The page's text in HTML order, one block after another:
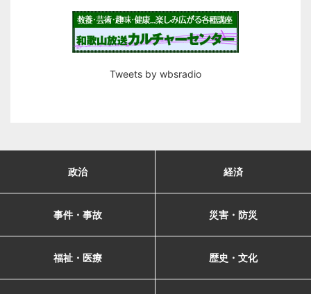
Tweets by wbsradio
政治 経済
事件・事故 災害・防災
福祉・医療 歴史・文化